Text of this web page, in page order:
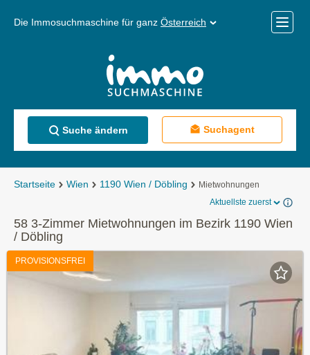
Die Immosuchmaschine für ganz Österreich
Menü
Suche ändern Suchagent
Startseite Wien 1190 Wien / Döbling
Mietwohnungen
Aktuellste zuerst
58 3-Zimmer Mietwohnungen im Bezirk 1190 Wien
/ Döbling
PROVISIONSFREI